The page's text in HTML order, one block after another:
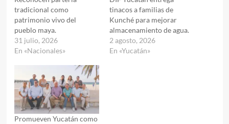
tradicional como
patrimonio vivo del
pueblo maya.
31 julio, 2026
En «Nacionales»
tinacos a familias de
Kunché para mejorar
almacenamiento de agua.
2 agosto, 2026
En «Yucatán»
Promueven Yucatán como